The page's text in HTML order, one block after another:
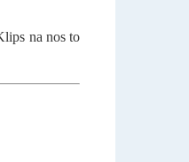
na nos to